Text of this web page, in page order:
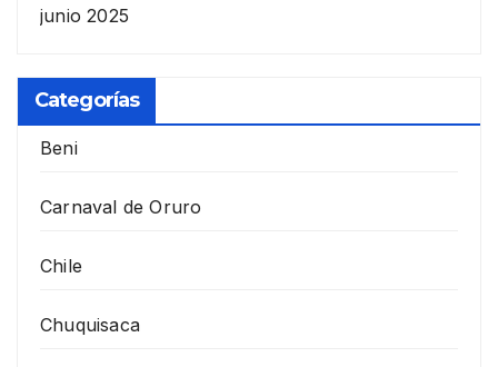
junio 2025
Categorías
Beni
Carnaval de Oruro
Chile
Chuquisaca